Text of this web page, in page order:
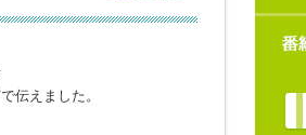
伝えました。